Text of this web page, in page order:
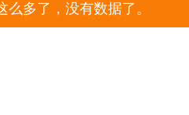
么多了，没有数据了。